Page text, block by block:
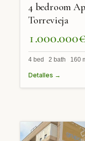
4 bedroom
Torrevieja
4 bed 2 bath 160
Detalles →